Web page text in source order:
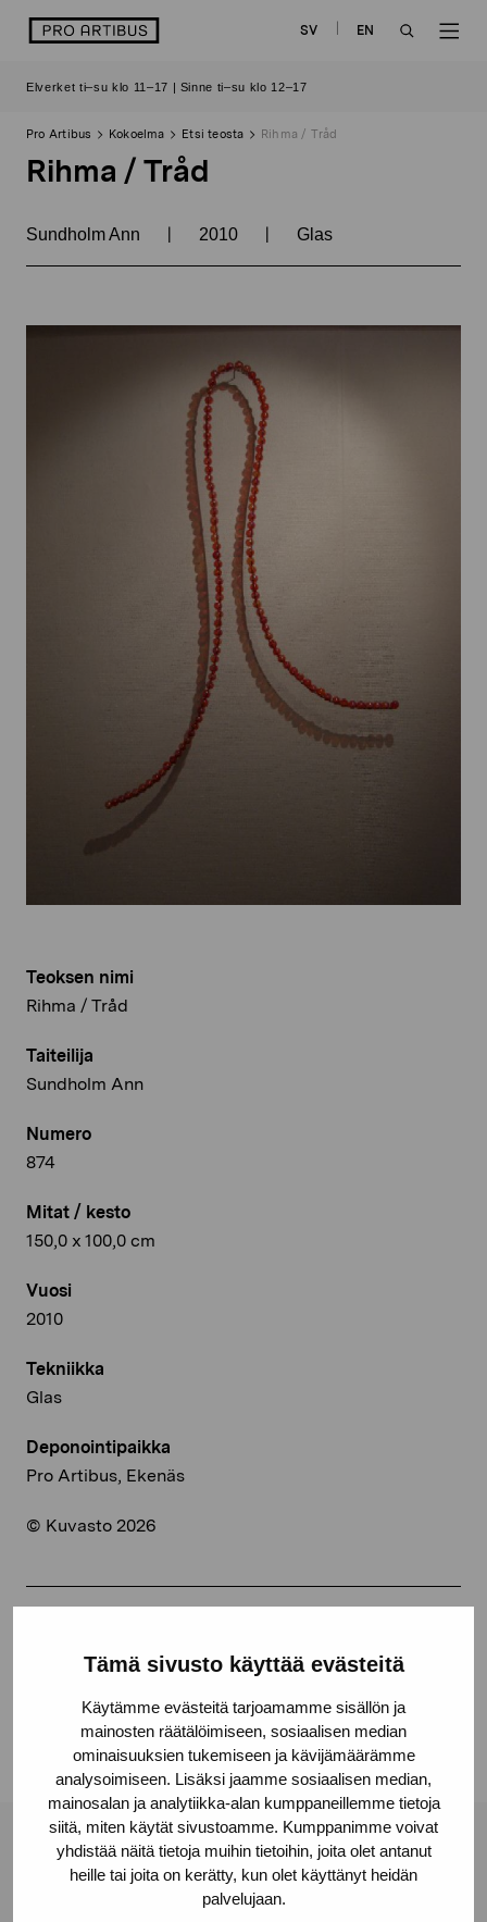
Tämä sivusto käyttää evästeitä
Käytämme evästeitä tarjoamamme sisällön ja
mainosten räätälöimiseen, sosiaalisen median
ominaisuuksien tukemiseen ja kävijämäärämme
analysoimiseen. Lisäksi jaamme sosiaalisen median,
mainosalan ja analytiikka-alan kumppaneillemme tietoja
siitä, miten käytät sivustoamme. Kumppanimme voivat
yhdistää näitä tietoja muihin tietoihin, joita olet antanut
heille tai joita on kerätty, kun olet käyttänyt heidän
palvelujaan.
sisältöön
logo SV
EN
Elverket ti–su klo 11–17 | Sinne ti–su klo 12–17
Pro Artibus Kokoelma Etsi teosta Rihma / Tråd
Rihma / Tråd
Sundholm Ann | 2010 | Glas
Teoksen nimi
Rihma / Tråd
Taiteilija
Sundholm Ann
Numero
874
Mitat / kesto
150,0 x 100,0 cm
Vuosi
2010
Tekniikka
Glas
Deponointipaikka
Pro Artibus, Ekenäs
© Kuvasto 2026
Facebook
Linkedin
Pro Artibus -säätiö